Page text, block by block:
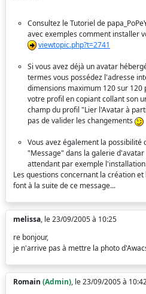
Consultez le Tutoriel de
avec exemples comment installer
viewtopic.php?t=2741
Si vous avez déjà un avatar
termes vous possédez l'adresse
dimensions maximum 120 sur 120
votre profil en copiant collant son
champ du profil "Lier l'Avatar à
pas de valider les changements
Vous avez également la possibilité
"Message" dans la galerie
attendant par exemple
Les questions concernant la création
font à la suite de ce message...
melissa, le 23/09/2005 à 10:25
re bonjour,
je n'arrive pas à mettre la photo
Romain (Admin), le 23/09/2005 à